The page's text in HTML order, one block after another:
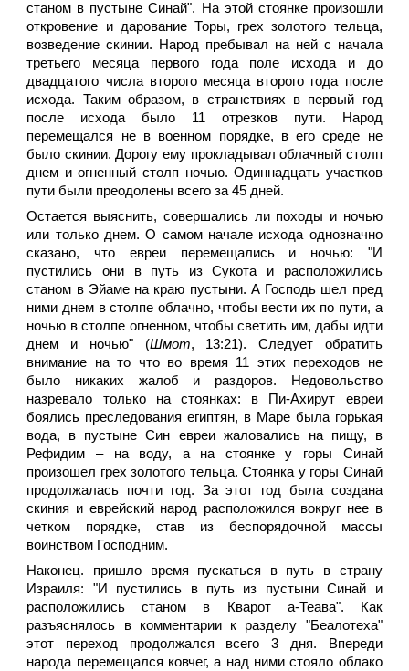
станом в пустыне Синай". На этой стоянке произошли
откровение и дарование Торы, грех золотого тельца,
возведение скинии. Народ пребывал на ней с начала
третьего месяца первого года поле исхода и до
двадцатого числа второго месяца второго года после
исхода. Таким образом, в странствиях в первый год
после исхода было 11 отрезков пути. Народ
перемещался не в военном порядке, в его среде не
было скинии. Дорогу ему прокладывал облачный столп
днем и огненный столп ночью. Одиннадцать участков
пути были преодолены всего за 45 дней.
Остается выяснить, совершались ли походы и ночью
или только днем. О самом начале исхода однозначно
сказано, что евреи перемещались и ночью: "И
пустились они в путь из Сукота и расположились
станом в Эйаме на краю пустыни. А Господь шел пред
ними днем в столпе облачно, чтобы вести их по пути, а
ночью в столпе огненном, чтобы светить им, дабы идти
днем и ночью" (Шмот, 13:21). Следует обратить
внимание на то что во время 11 этих переходов не
было никаких жалоб и раздоров. Недовольство
назревало только на стоянках: в Пи-Ахирут евреи
боялись преследования египтян, в Маре была горькая
вода, в пустыне Син евреи жаловались на пищу, в
Рефидим – на воду, а на стоянке у горы Синай
произошел грех золотого тельца. Стоянка у горы Синай
продолжалась почти год. За этот год была создана
скиния и еврейский народ расположился вокруг нее в
четком порядке, став из беспорядочной массы
воинством Господним.
Наконец. пришло время пускаться в путь в страну
Израиля: "И пустились в путь из пустыни Синай и
расположились станом в Кварот а-Теава". Как
разъяснялось в комментарии к разделу "Беалотеха"
этот переход продолжался всего 3 дня. Впереди
народа перемещался ковчег, а над ними стояло облако